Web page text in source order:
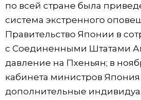
по всей стране была
система экстренного
Правительство Японии в
с Соединенными Штатами
давление на Пхеньян; в
кабинета министров Япония
дополнительные